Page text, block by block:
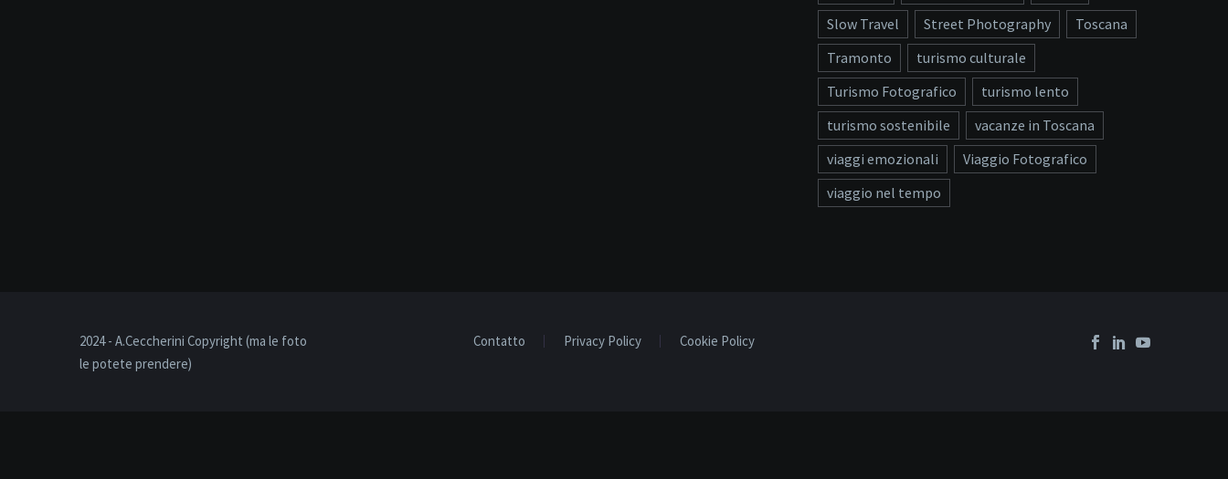
Slow Travel
Street Photography
Toscana
Tramonto
turismo culturale
Turismo Fotografico
turismo lento
turismo sostenibile
vacanze in Toscana
viaggi emozionali
Viaggio Fotografico
viaggio nel tempo
Contatto Privacy Policy Cookie Policy
2024 - A.Ceccherini Copyright (ma le foto
le potete prendere)